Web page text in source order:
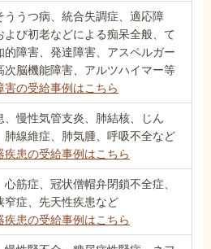
ううつ病、統合失調症、適応障
よび初老などによる痴呆全般、て
的障害、発達障害、アスペルガー
次脳機能障害、アルツハイマー等
害の受給事例はこちら
、慢性気管支炎、肺結核、じん
肺線維症、肺気腫、呼吸不全など
疾患の受給事例はこちら
心筋症、冠状僧帽弁閉鎖不全症、
窄症、先天性疾患など
疾患の受給事例はこちら